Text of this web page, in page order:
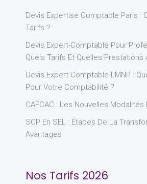
Devis Expertise Comptable Paris :
Tarifs ?
Devis Expert-Comptable Pour
Quels Tarifs Et Quelles Prestations
Devis Expert-Comptable LMNP :
Pour Votre Comptabilité ?
CAFCAC : Les Nouvelles Modalités
SCP En SEL : Étapes De La
Avantages
Nos Tarifs 2026